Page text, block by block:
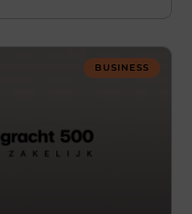
BUSINESS